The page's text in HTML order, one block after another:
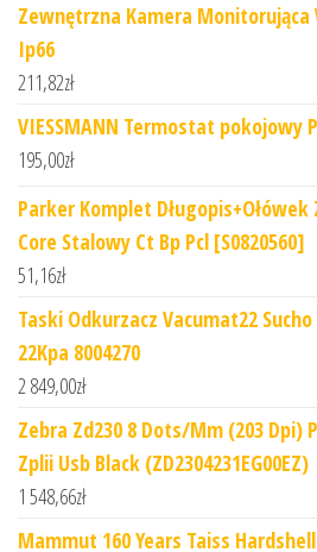
Zewnętrzna Kamera Monitorująca
Ip66
211,82zł
VIESSMANN Termostat pokojowy
195,00zł
Parker Komplet
Core Stalowy Ct Bp Pcl [S0820560]
51,16zł
Taski Odkurzacz Vacumat22
22Kpa 8004270
2 849,00zł
Zebra Zd230 8 Dots/Mm (203 Dpi)
Zplii Usb Black (ZD2304231EG00EZ)
1 548,66zł
Mammut 160 Years Taiss